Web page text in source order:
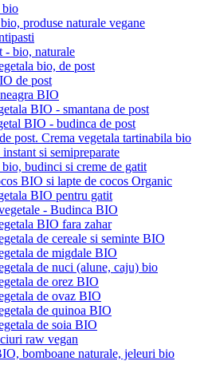
bio
produse naturale vegane
- bio, naturale
bio, de post
de post
BIO
BIO - smantana de post
BIO - budinca de post
post. Crema vegetala tartinabila bio
si semipreparate
budinci si creme de gatit
BIO si lapte de cocos Organic
BIO pentru gatit
- Budinca BIO
BIO fara zahar
de cereale si seminte BIO
de migdale BIO
de nuci (alune, caju) bio
de orez BIO
de ovaz BIO
de quinoa BIO
de soia BIO
raw vegan
bomboane naturale, jeleuri bio